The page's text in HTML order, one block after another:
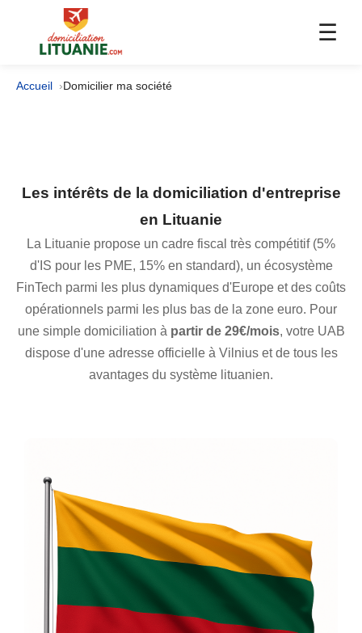
☰
Accueil Domicilier ma société
Les intérêts de la domiciliation d'entreprise
en Lituanie
La Lituanie propose un cadre fiscal très compétitif (5%
d'IS pour les PME, 15% en standard), un écosystème
FinTech parmi les plus dynamiques d'Europe et des coûts
opérationnels parmi les plus bas de la zone euro. Pour
une simple domiciliation à partir de 29€/mois, votre UAB
dispose d'une adresse officielle à Vilnius et de tous les
avantages du système lituanien.